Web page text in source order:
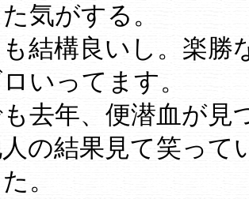
気がする。
結構良いし。楽勝
いってます。
去年、便潜血が見
の結果見て笑って
。